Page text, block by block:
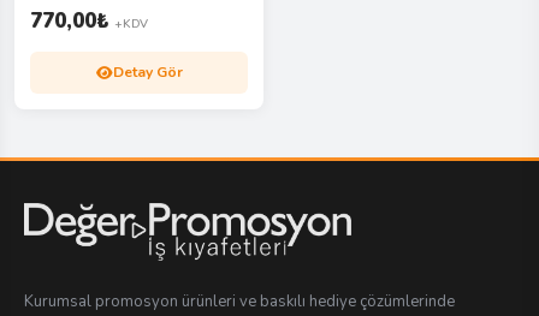
770,00₺ +KDV
Detay Gör
Kurumsal promosyon ürünleri ve baskılı hediye çözümlerinde